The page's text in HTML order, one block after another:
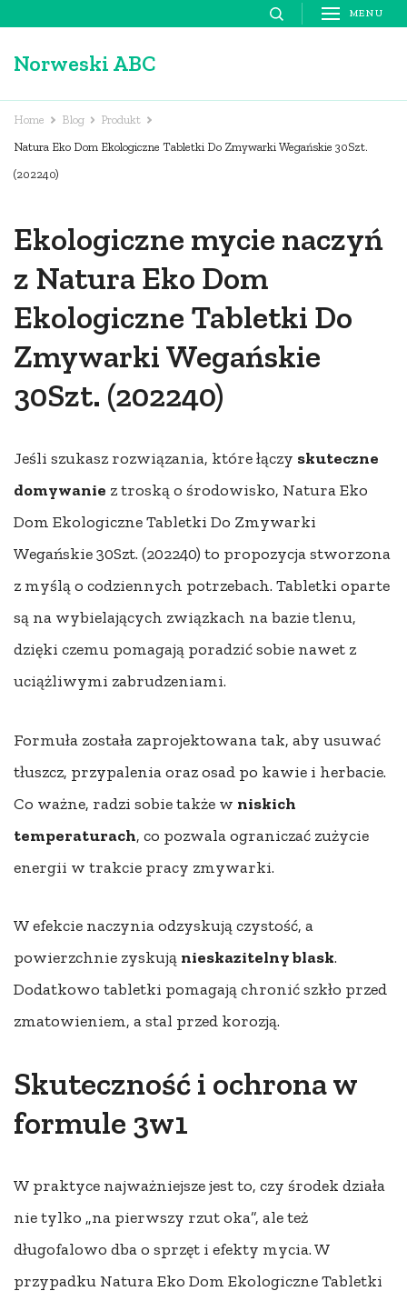
content
Enter)
MENU
Norweski ABC
Home Blog
Produkt
Natura Eko Dom Ekologiczne Tabletki Do Zmywarki Wegańskie 30Szt.
(202240)
Ekologiczne mycie naczyń
z Natura Eko Dom
Ekologiczne Tabletki Do
Zmywarki Wegańskie
30Szt. (202240)
Jeśli szukasz rozwiązania, które łączy skuteczne
domywanie z troską o środowisko, Natura Eko
Dom Ekologiczne Tabletki Do Zmywarki
Wegańskie 30Szt. (202240) to propozycja stworzona
z myślą o codziennych potrzebach. Tabletki oparte
są na wybielających związkach na bazie tlenu,
dzięki czemu pomagają poradzić sobie nawet z
uciążliwymi zabrudzeniami.
Formuła została zaprojektowana tak, aby usuwać
tłuszcz, przypalenia oraz osad po kawie i herbacie.
Co ważne, radzi sobie także w niskich
temperaturach, co pozwala ograniczać zużycie
energii w trakcie pracy zmywarki.
W efekcie naczynia odzyskują czystość, a
powierzchnie zyskują nieskazitelny blask.
Dodatkowo tabletki pomagają chronić szkło przed
zmatowieniem, a stal przed korozją.
Skuteczność i ochrona w
formule 3w1
W praktyce najważniejsze jest to, czy środek działa
nie tylko „na pierwszy rzut oka”, ale też
długofalowo dba o sprzęt i efekty mycia. W
przypadku Natura Eko Dom Ekologiczne Tabletki